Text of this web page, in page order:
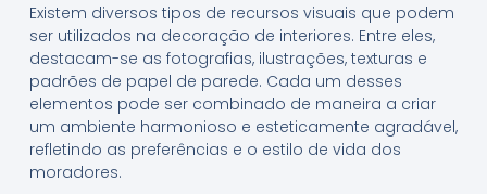
Existem diversos tipos de recursos visuais que podem
ser utilizados na decoração de interiores. Entre eles,
destacam-se as fotografias, ilustrações, texturas e
padrões de papel de parede. Cada um desses
elementos pode ser combinado de maneira a criar
um ambiente harmonioso e esteticamente agradável,
refletindo as preferências e o estilo de vida dos
moradores.